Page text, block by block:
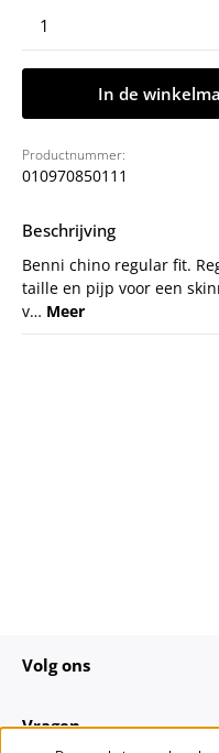
In de
Productnummer:
010970850111
Beschrijving
Benni chino regular fit.
taille en pijp voor een
v… Meer
Volg ons
Vragen